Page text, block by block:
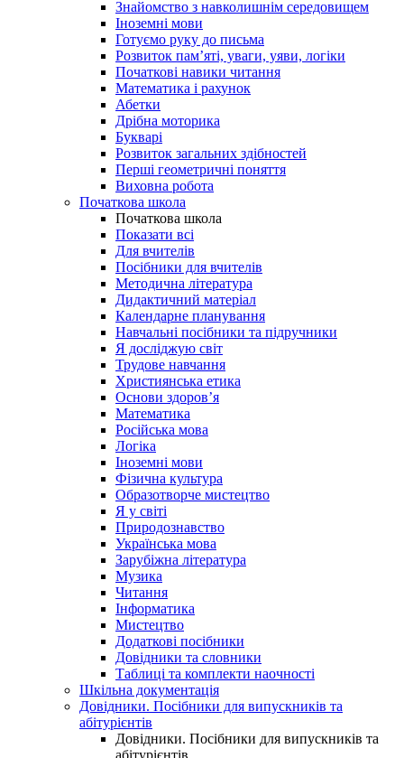
Знайомство з навколишнім середовищем
Іноземні мови
Готуємо руку до письма
Розвиток пам’яті, уваги, уяви, логіки
Початкові навики читання
Математика і рахунок
Абетки
Дрібна моторика
Букварі
Розвиток загальних здібностей
Перші геометричні поняття
Виховна робота
Початкова школа
Початкова школа
Показати всі
Для вчителів
Посібники для вчителів
Методична література
Дидактичний матеріал
Календарне планування
Навчальні посібники та підручники
Я досліджую світ
Трудове навчання
Християнська етика
Основи здоров’я
Математика
Російська мова
Логіка
Іноземні мови
Фізична культура
Образотворче мистецтво
Я у світі
Природознавство
Українська мова
Зарубіжна література
Музика
Читання
Інформатика
Мистецтво
Додаткові посібники
Довідники та словники
Таблиці та комплекти наочності
Шкільна документація
Довідники. Посібники для випускників та
абітурієнтів
Довідники. Посібники для випускників та
абітурієнтів